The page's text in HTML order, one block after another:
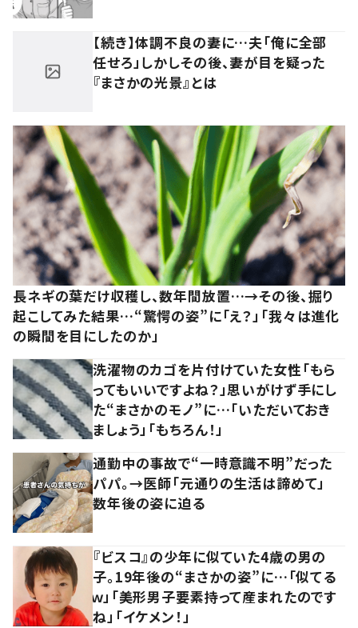
【続き】体調不良の妻に…夫「俺に全部
任せろ」しかしその後、妻が目を疑った
『まさかの光景』とは
長ネギの葉だけ収穫し、数年間放置…→その後、掘り
起こしてみた結果…“驚愕の姿”に「え？」「我々は進化
の瞬間を目にしたのか」
洗濯物のカゴを片付けていた女性「もら
ってもいいですよね？」思いがけず手にし
た“まさかのモノ”に…「いただいておき
ましょう」「もちろん！」
通勤中の事故で“一時意識不明”だった
パパ。→医師「元通りの生活は諦めて」
数年後の姿に迫る
『ビスコ』の少年に似ていた4歳の男の
子。19年後の“まさかの姿”に…「似てる
ｗ」「美形男子要素持って産まれたのです
ね」「イケメン！」